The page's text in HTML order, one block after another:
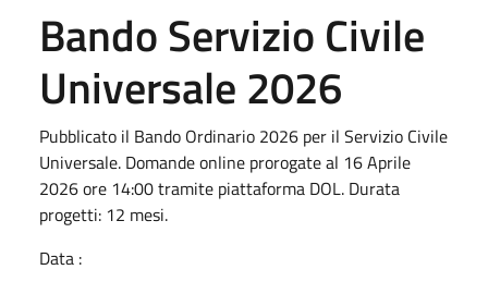
Bando Servizio Civile
Universale 2026
Pubblicato il Bando Ordinario 2026 per il Servizio Civile
Universale. Domande online prorogate al 16 Aprile
2026 ore 14:00 tramite piattaforma DOL. Durata
progetti: 12 mesi.
Data :